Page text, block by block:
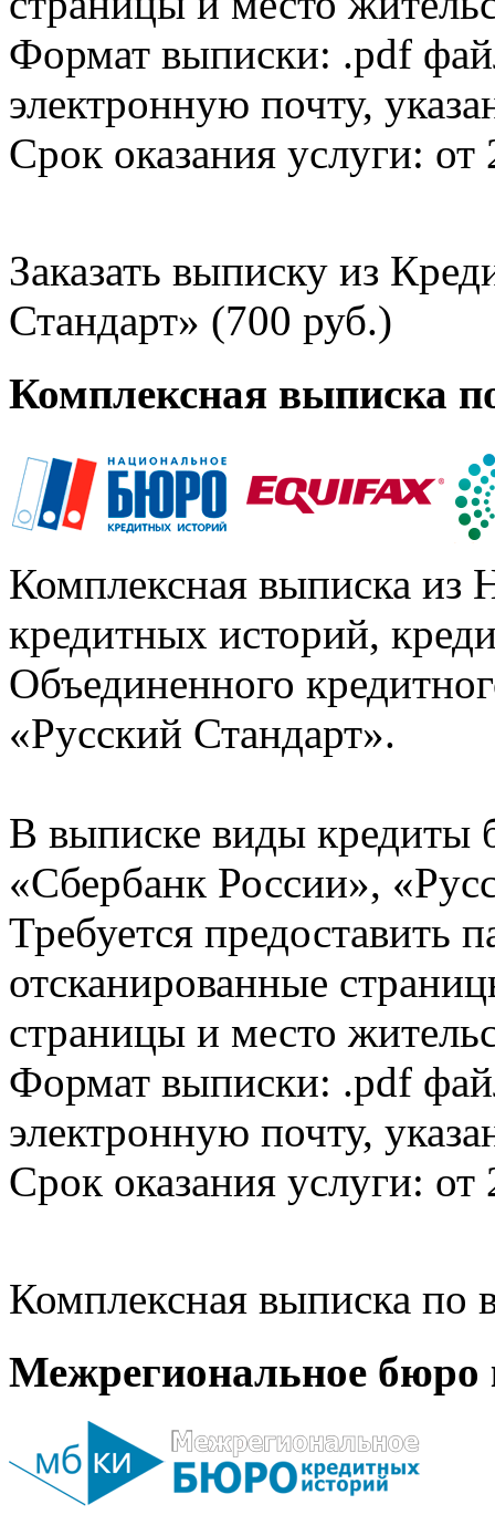
Формат выписки: .pdf
электронную почту,
Срок оказания услуги: от
Заказать выписку из
Стандарт» (700 руб.)
Комплексная выписка
Комплексная выписка из
кредитных историй,
Объединенного
«Русский Стандарт».
В выписке виды кредиты
«Сбербанк России»,
Требуется предоставить
отсканированные
страницы и место
Формат выписки: .pdf
электронную почту,
Срок оказания услуги: от
Комплексная выписка
Межрегиональное бюро